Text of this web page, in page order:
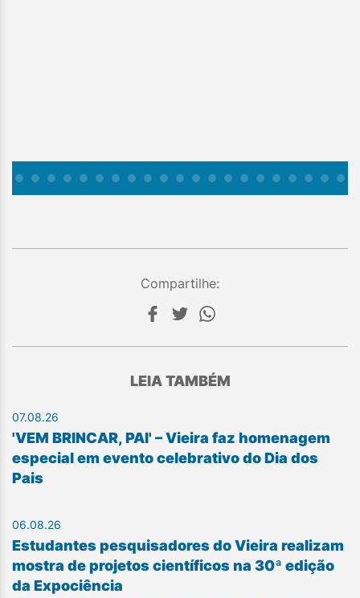
Compartilhe:
LEIA TAMBÉM
07.08.26
'VEM BRINCAR, PAI' – Vieira faz homenagem
especial em evento celebrativo do Dia dos
Pais
06.08.26
Estudantes pesquisadores do Vieira realizam
mostra de projetos científicos na 30ª edição
da Expociência